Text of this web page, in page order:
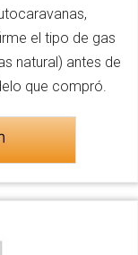
el tipo de gas
natural) antes de
que compró.